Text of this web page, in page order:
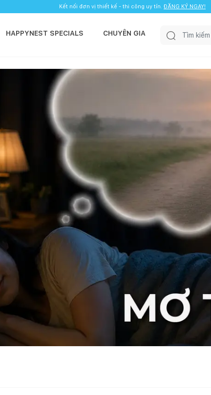
Kết nối đơn vị thiết kế - thi công uy tín. ĐĂNG KÝ NGAY!
HAPPYNEST SPECIALS CHUYÊN GIA